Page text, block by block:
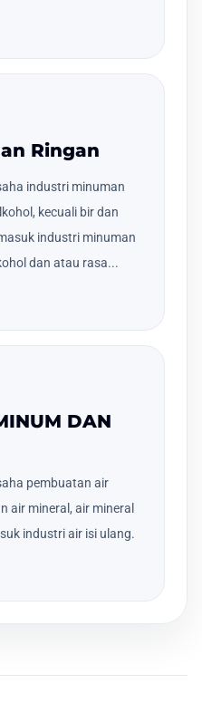
Ringan
industri minuman
kecuali bir dan
industri minuman
dan atau rasa...
DAN
pembuatan air
air mineral, air mineral
industri air isi ulang.